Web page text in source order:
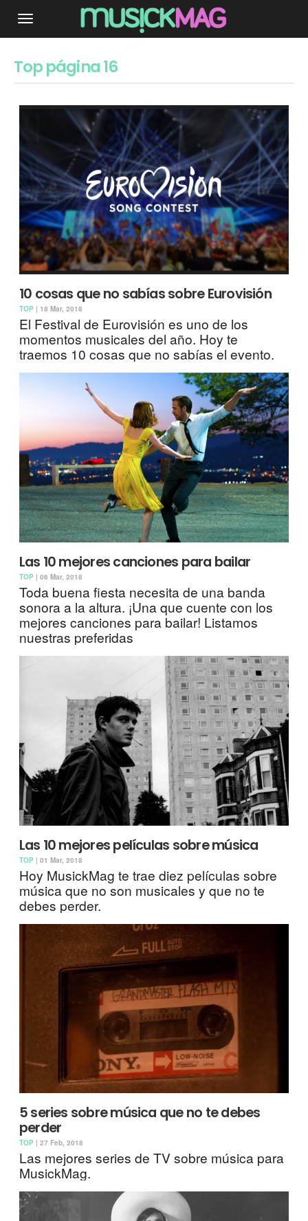
Top página 16
10 cosas que no sabías sobre Eurovisión
TOP | 18 Mar, 2018
El Festival de Eurovisión es uno de los
momentos musicales del año. Hoy te
traemos 10 cosas que no sabías el evento.
Las 10 mejores canciones para bailar
TOP | 06 Mar, 2018
Toda buena fiesta necesita de una banda
sonora a la altura. ¡Una que cuente con los
mejores canciones para bailar! Listamos
nuestras preferidas
Las 10 mejores películas sobre música
TOP | 01 Mar, 2018
Hoy MusickMag te trae diez películas sobre
música que no son musicales y que no te
debes perder.
5 series sobre música que no te debes
perder
TOP | 27 Feb, 2018
Las mejores series de TV sobre música para
MusickMag.